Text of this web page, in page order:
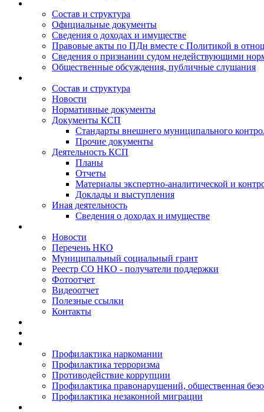
Состав и структура
Официальные документы
Сведения о доходах и имуществе
Правовые акты по ПДн вместе с Политикой в
Сведения о признании судом недействующими
Общественные обсуждения, публичные слушания
Состав и структура
Новости
Нормативные документы
Документы КСП
Стандарты внешнего муниципального
Прочие документы
Деятельность КСП
Планы
Отчеты
Материалы экспертно-аналитической и
Доклады и выступления
Иная деятельность
Сведения о доходах и имуществе
Новости
Перечень НКО
Муниципальный социальный грант
Реестр СО НКО - получатели поддержки
Фотоотчет
Видеоотчет
Полезные ссылки
Контакты
Профилактика наркомании
Профилактика терроризма
Противодействие коррупции
Профилактика правонарушений, общественная
Профилактика незаконной миграции